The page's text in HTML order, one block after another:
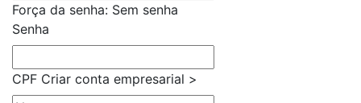
Força da senha: Sem senha
Senha
CPF Criar conta empresarial >